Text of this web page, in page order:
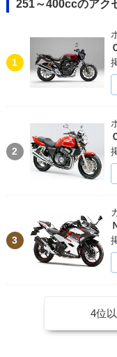
Special Edition・追
加
251～400ccのアク
1
2
3
4位